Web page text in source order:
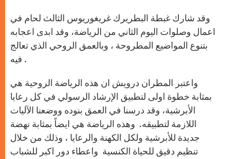
وقد شارك غبطة البطريرك غريغوريوس الثالث لحام في
اعمال وصلوات اليوم الثاني من الرياضة، وقد ابدى اعجابه
بتنوع المواضيع المطروحة ، وبالعمق الروحي الذي تعالج
فيه .
واعتبر المطران درويش ان هذه الرياضة الروحية هي
بمثابة خطوة اولى لتطبيق الإرشاد الرسولي في كل رعايا
الأبرشية، وقد درسنا في العمق بنوده ووضعنا الآليات
اللازمة لتطبيقه. وهذه الرياضة هي ايضاً بمثابة نهضة
جديدة للأبرشية ولكل الكهنة والرعايا ، وذلك من خلال
تنظيم دقيق للحياة الكنسية واعطاء دور اكبر للشباب